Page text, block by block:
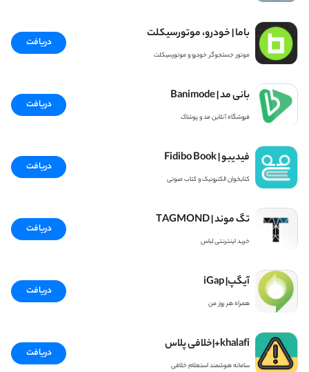
باما | خودرو، موتورسیکلت
موتور جستجوگر خودرو و موتورسیکلت
دریافت
بانی مد | Banimode
فروشگاه آنلاین مد و پوشاک
دریافت
فیدیبو | Fidibo Book
کتابخوان الکترونیک و کتاب صوتی
دریافت
تگ موند | TAGMOND
خرید اینترنتی لباس
دریافت
آیگپ| iGap
همراه هر روز من
دریافت
khalafi+|خلافی پلاس
سامانه هوشمند استعلام خلافی
دریافت